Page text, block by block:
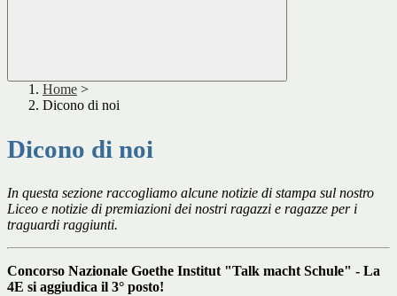
Home >
Dicono di noi
Dicono di noi
In questa sezione raccogliamo alcune notizie di stampa sul nostro
Liceo e notizie di premiazioni dei nostri ragazzi e ragazze per i
traguardi raggiunti.
Concorso Nazionale Goethe Institut "Talk macht Schule" - La
4E si aggiudica il 3° posto!